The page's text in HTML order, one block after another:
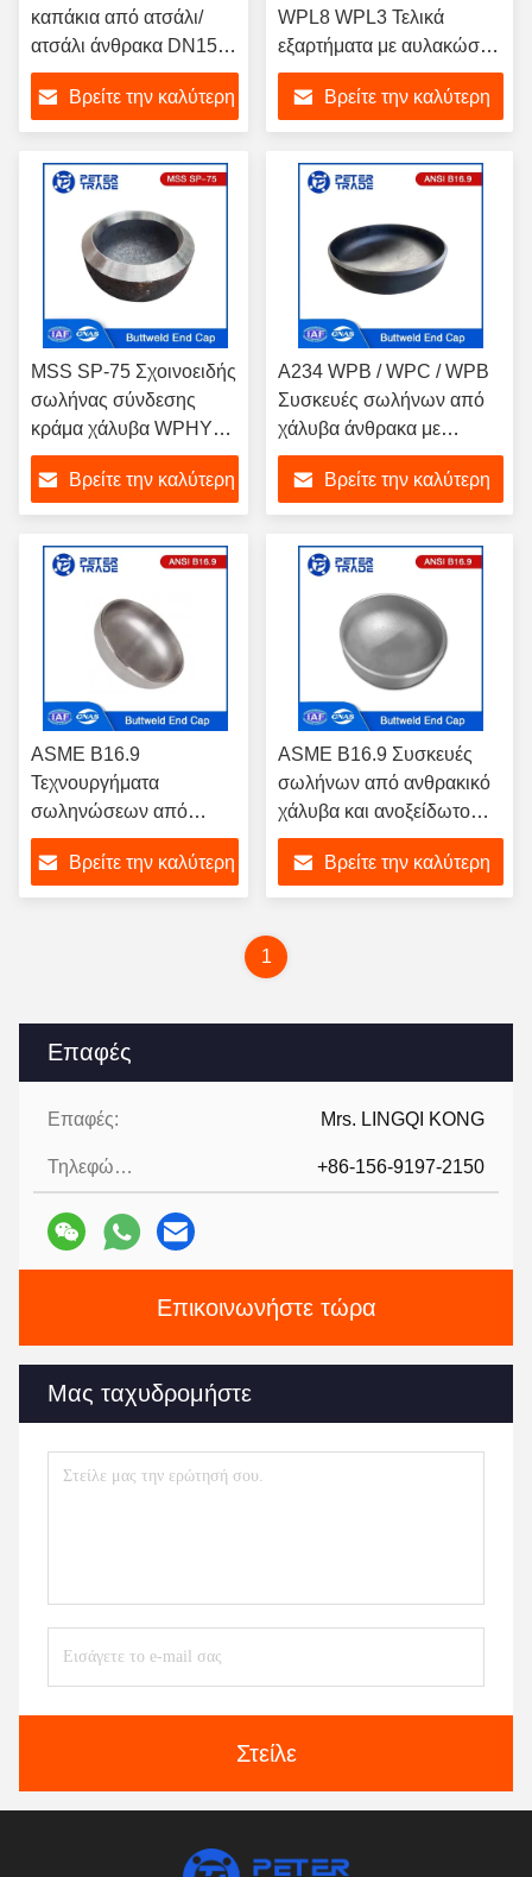
Επαφές
Επαφές: Mrs. LINGQI KONG
Τηλεφώνημα: +86-156-9197-2150
Επικοινωνήστε τώρα
Μας ταχυδρομήστε
Στείλε
καπάκια από ατσάλι/
ατσάλι άνθρακα DN15-
DN1200 Sch10 Sch20
Sch30Βρείτε την καλύτερη
WPL8 WPL3 Τελικά
εξαρτήματα με αυλακώσεις
ASME B16.9 Τελικά
καπάκια από ανθρακούχο
χάλυβα για συνδέσεις
σωλήνων
Βρείτε την καλύτερη
MSS SP-75 Σχοινοειδής
σωλήνας σύνδεσης
κράμα χάλυβα WPHY
Butt συγκόλληση
σωλήνα κάλυμμα NPS
15 - NPS 60
ακινητοποιημένο
Βρείτε την καλύτερη
Α234 WPB / WPC / WPB
Συσκευές σωλήνων από
χάλυβα άνθρακα με
τρύπες 1/2' έως 48'
Βρείτε την καλύτερη
ASME B16.9
Τεχνουργήματα
σωληνώσεων από
ανοξείδωτο χάλυβα
Βρείτε την καλύτερη
ASME B16.9 Συσκευές
σωλήνων από ανθρακικό
χάλυβα και ανοξείδωτο
χάλυβα
Βρείτε την καλύτερη
1